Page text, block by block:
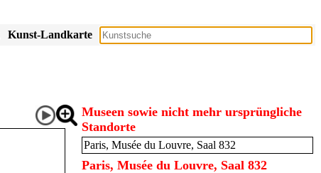
Kunst-Landkarte
Museen sowie nicht mehr ursprüngliche
Standorte
Paris, Musée du Louvre, Saal 832
Paris, Musée du Louvre, Saal 832